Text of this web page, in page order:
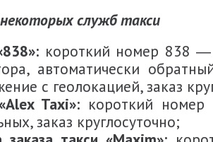
служб такси
короткий номер 838
автоматически
с геолокацией, заказ
Taxi»: короткий
заказ круглосуточно;